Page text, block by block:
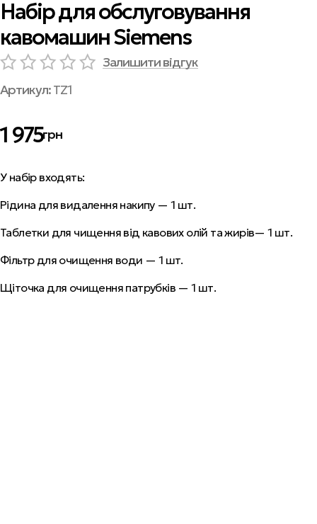
Набір для обслуговування
кавомашин Siemens
Залишити відгук
Артикул:TZ1
1 975грн
У набір входять:
Рідина для видалення накипу — 1 шт.
Таблетки для чищення від кавових олій та жирів— 1 шт.
Фільтр для очищення води — 1 шт.
Щіточка для очищення патрубків — 1 шт.